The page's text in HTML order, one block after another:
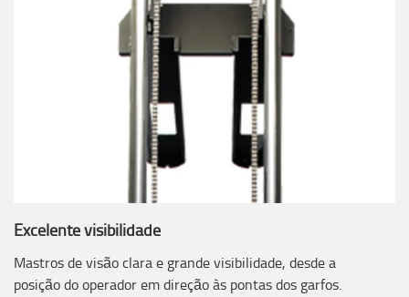
Excelente visibilidade
Mastros de visão clara e grande visibilidade, desde a
posição do operador em direção às pontas dos garfos.